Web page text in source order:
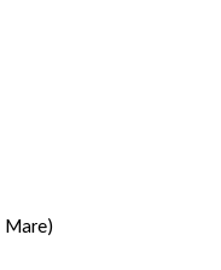
Mare)